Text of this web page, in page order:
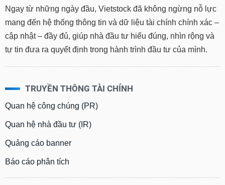
Ngay từ những ngày đầu, Vietstock đã không ngừng nỗ lực
mang đến hệ thống thông tin và dữ liệu tài chính chính xác –
cập nhật – đầy đủ, giúp nhà đầu tư hiểu đúng, nhìn rộng và
tự tin đưa ra quyết định trong hành trình đầu tư của mình.
TRUYỀN THÔNG TÀI CHÍNH
Quan hệ công chúng (PR)
Quan hệ nhà đầu tư (IR)
Quảng cáo banner
Báo cáo phân tích